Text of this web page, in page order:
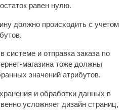
равен нулю.
должно происходить с учетом
и отправка заказа по
магазина тоже должны
значений атрибутов.
и обработки данных в
усложняет дизайн страниц,